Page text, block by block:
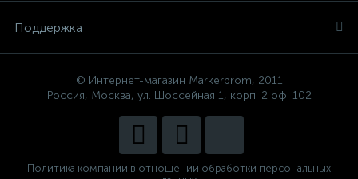
Поддержка
© Интернет-магазин Markerprom, 2011
Россия, Москва, ул. Шоссейная 1, корп. 2 оф. 102
Политика компании в отношении обработки персональных